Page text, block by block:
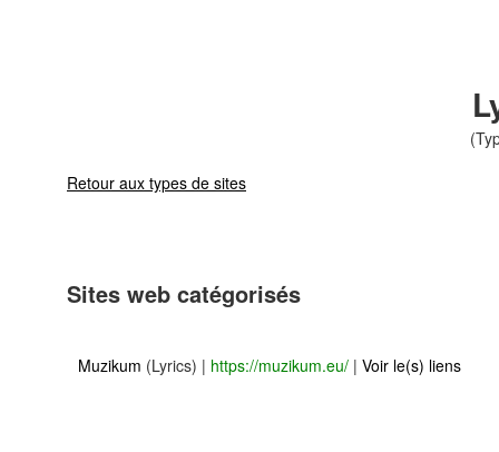
Retour aux types de sites
Sites web catégorisés
Muzikum (Lyrics) | https://muzikum.eu/ | Voir le(s) liens